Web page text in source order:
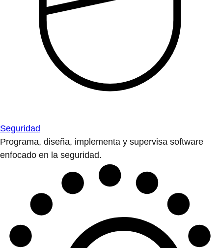
Seguridad
Programa, diseña, implementa y supervisa software
enfocado en la seguridad.